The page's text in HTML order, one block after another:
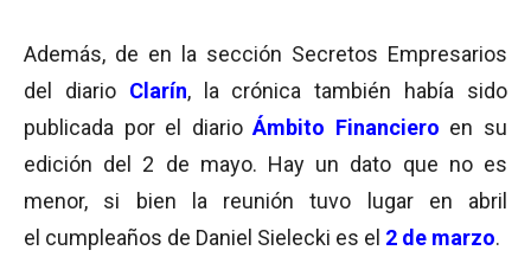
Además, de en la sección Secretos Empresarios
del diario Clarín, la crónica también había sido
publicada por el diarioÁmbito Financiero en su
edición del 2 de mayo. Hay un dato que no es
menor, si bien la reunión tuvo lugar en abril
el cumpleaños de Daniel Sielecki es el 2 de marzo.